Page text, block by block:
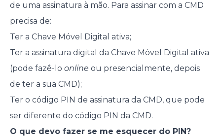
de uma assinatura à mão. Para assinar com a CMD
precisa de:
Ter a Chave Móvel Digital ativa;
Ter a assinatura digital da Chave Móvel Digital ativa
(pode fazê-lo online ou presencialmente, depois
de ter a sua CMD);
Ter o código PIN de assinatura da CMD, que pode
ser diferente do código PIN da CMD.
O que devo fazer se me esquecer do PIN?